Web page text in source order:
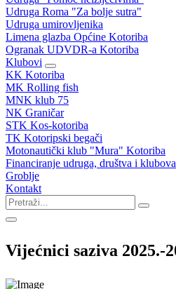
Udruga Roma "Za bolje sutra"
Udruga umirovljenika
Limena glazba Općine Kotoriba
Ogranak UDVDR-a Kotoriba
Klubovi
KK Kotoriba
MK Rolling fish
MNK klub 75
NK Graničar
STK Kos-kotoriba
TK Kotoripski begači
Motonautički klub "Mura" Kotoriba
Financiranje udruga, društva i klubova
Groblje
Kontakt
Vijećnici saziva 2025.-